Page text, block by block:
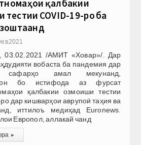
қалбакии
тестии COVID-19-ро ба
2021
/АМИТ «Ховар»/. Дар
вобаста ба пандемия дар
сафарҳо амал мекунанд,
бо истифода аз фурсат
қалбакии озмоиши тестии
дар кишварҳои аврупоӣ таҳия ва
иттилоъ медиҳад Euronews.
Европол, аллакай чанд
▸